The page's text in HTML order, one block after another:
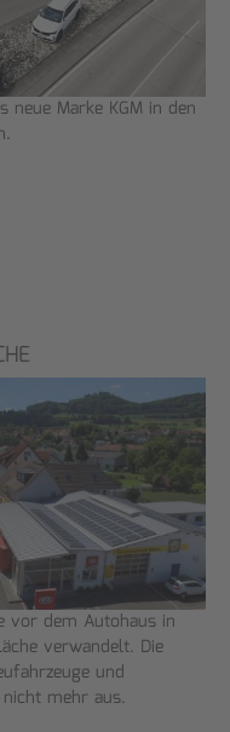
Marke KGM in den
vor dem Autohaus in
verwandelt. Die
und
mehr aus.